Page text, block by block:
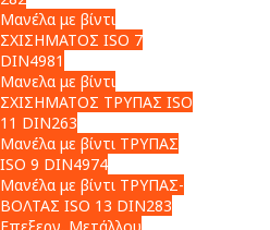
Μανέλα με βίντι
ΣΧΙΣΗΜΑΤΟΣ ISO 7
DIN4981
Μανελα με βίντι
ΣΧΙΣΗΜΑΤΟΣ ΤΡΥΠΑΣ ISO
11 DIN263
Μανέλα με βίντι ΤΡΥΠΑΣ
ISO 9 DIN4974
Μανέλα με βίντι ΤΡΥΠΑΣ-
ΒΟΛΤΑΣ ISO 13 DIN283